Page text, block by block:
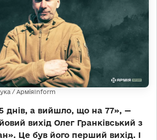
/ АрміяInform
днів, а вийшло, що на 77», —
вихід Олег Гранківський з
Це був його перший вихід. І